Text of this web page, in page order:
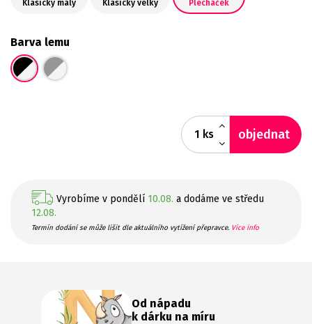
Klasický malý Klasický velký Plecháček
Barva lemu
ks objednat
Vyrobíme v pondělí 10.08. a dodáme ve středu
12.08.
Termín dodání se může lišit dle aktuálního vytížení přepravce. Více info
Od nápadu
k dárku na míru